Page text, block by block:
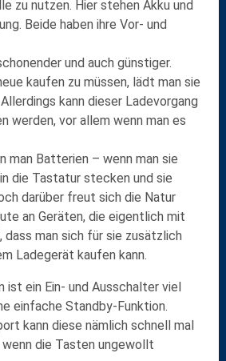
zu nutzen. Hier stehen Akku und
Beide haben ihre Vor- und
und auch günstiger.
kaufen zu müssen, lädt man sie
kann dieser Ladevorgang
werden, vor allem wenn man es
man Batterien – wenn man sie
die Tastatur stecken und sie
darüber freut sich die Natur
an Geräten, die eigentlich mit
man sich für sie zusätzlich
Ladegerät kaufen kann.
ist ein Ein- und Ausschalter viel
einfache Standby-Funktion.
kann diese nämlich schnell mal
die Tasten ungewollt